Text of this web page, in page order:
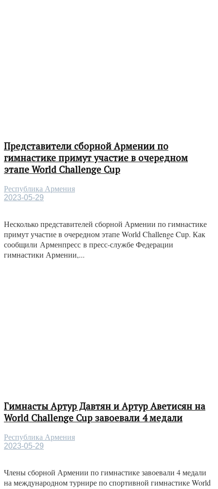
Представители сборной Армении по
гимнастике примут участие в очередном
этапе World Challenge Cup
Республика Армения
2023-05-29
Несколько представителей сборной Армении по гимнастике
примут участие в очередном этапе World Challenge Cup. Как
сообщили Арменпресс в пресс-службе Федерации
гимнастики Армении,...
Гимнасты Артур Давтян и Артур Аветисян на
World Challenge Cup завоевали 4 медали
Республика Армения
2023-05-29
Члены сборной Армении по гимнастике завоевали 4 медали
на международном турнире по спортивной гимнастике World